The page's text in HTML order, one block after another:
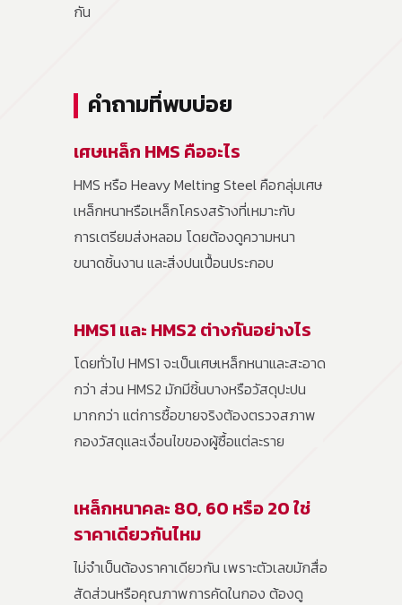
กัน
คำถามที่พบบ่อย
เศษเหล็ก HMS คืออะไร
HMS หรือ Heavy Melting Steel คือกลุ่มเศษ
เหล็กหนาหรือเหล็กโครงสร้างที่เหมาะกับ
การเตรียมส่งหลอม โดยต้องดูความหนา
ขนาดชิ้นงาน และสิ่งปนเปื้อนประกอบ
HMS1 และ HMS2 ต่างกันอย่างไร
โดยทั่วไป HMS1 จะเป็นเศษเหล็กหนาและสะอาด
กว่า ส่วน HMS2 มักมีชิ้นบางหรือวัสดุปะปน
มากกว่า แต่การซื้อขายจริงต้องตรวจสภาพ
กองวัสดุและเงื่อนไขของผู้ซื้อแต่ละราย
เหล็กหนาคละ 80, 60 หรือ 20 ใช่
ราคาเดียวกันไหม
ไม่จำเป็นต้องราคาเดียวกัน เพราะตัวเลขมักสื่อ
สัดส่วนหรือคุณภาพการคัดในกอง ต้องดู